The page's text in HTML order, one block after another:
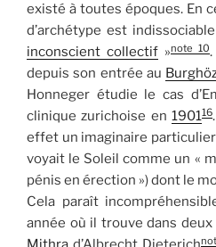
existé à toutes époques. En
d’archétype est
inconscient collectif »note 10
depuis son entrée au
Honneger étudie le cas
clinique zurichoise en190116
effet un imaginaire
voyait le Soleil comme un «
pénis en érection ») dont le
Cela paraît
année où il trouve dans